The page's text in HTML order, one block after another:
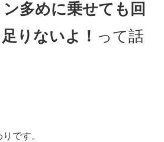
多めに乗せても回
りないよ！ って話
です。